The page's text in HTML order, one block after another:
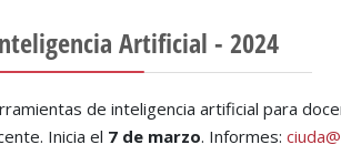
Artificial - 2024
de inteligencia artificial para
Inicia el 7 de marzo. Informes: